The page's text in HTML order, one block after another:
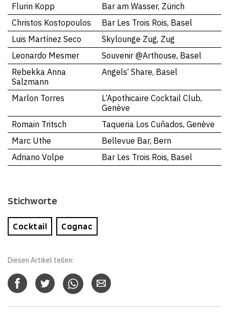
Flurin Kopp
Bar am Wasser, Zürich
Christos Kostopoulos
Bar Les Trois Rois, Basel
Luis Martínez Seco
Skylounge Zug, Zug
Leonardo Mesmer
Souvenir @Arthouse, Basel
Rebekka Anna
Salzmann
Angels‘ Share, Basel
Marlon Torres
L’Apothicaire Cocktail Club,
Genève
Romain Tritsch
Taqueria Los Cuñados, Genève
Marc Uthe
Bellevue Bar, Bern
Adriano Volpe
Bar Les Trois Rois, Basel
Stichworte
Cocktail Cognac
Diesen Artikel teilen: